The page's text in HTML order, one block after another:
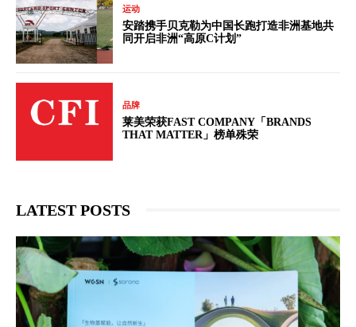
运动
安踏携手贝克勒为中国长跑打造非洲基地共
同开启非洲“高原C计划”
品牌
莱美荣获FAST COMPANY「BRANDS
THAT MATTER」榜单殊荣
LATEST POSTS